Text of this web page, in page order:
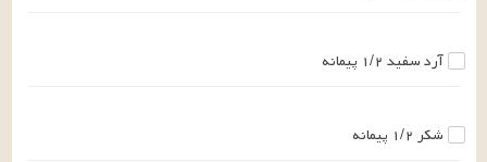
آرد سفید ۱/۲ پیمانه
شکر ۱/۲ پیمانه